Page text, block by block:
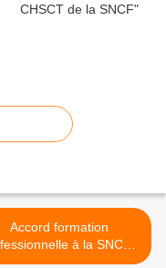
Accord formation
à la SNCF :
négociations au long